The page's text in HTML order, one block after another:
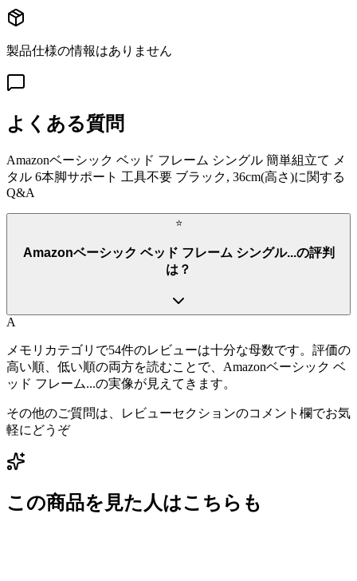
製品仕様の情報はありません
よくある質問
Amazonベーシック ベッド フレーム シングル 簡単組立て メ
タル 6本脚サポート 工具不要 ブラック, 36cm(高さ)に関する
Q&A
⭐
Amazonベーシック ベッド フレーム シングル...の評判
は？
A
メモリカテゴリで54件のレビューは十分な母数です。評価の
高い順、低い順の両方を読むことで、Amazonベーシック ベ
ッド フレーム...の実像が見えてきます。
その他のご質問は、レビューセクションのコメント欄でお気
軽にどうぞ
この商品を見た人はこちらも